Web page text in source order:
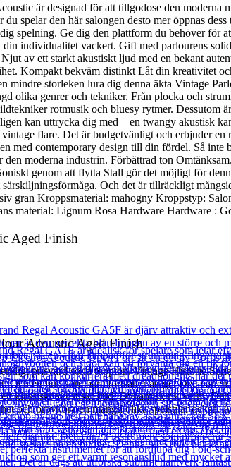
är designad för att tillgodose den
spelar den här salongen desto mer öppnas
spelning. Ge dig den plattform du behöver för
individualitet vackert. Gift med parlourens
av ett starkt akustiskt ljud med en bekant
Kompakt bekväm distinkt Låt din kreativitet
mindre storleken lura dig denna äkta Vintage
olika genrer och tekniker. Från plocka och
rotmusik och bluesy rytmer. Dessutom
kan uttrycka dig med – en twangy akustisk
flare. Det är budgetvänligt och erbjuder
med contemporary design till din fördel. Så inte
moderna industrin. Förbättrad ton
genom att flytta Stall gör det möjligt för
Och det är tillräckligt
gran Kroppsmaterial: mahogny Kroppstyp:
material: Lignum Rosa Hardware Hardware :
Aged Finish
Acoustic Aged Finish
prisvärd solid toppton. Vintage Historic
ett ljud som bara fortsätter att ge. Detta är
klassiskt akustiskt ljud. Dynamisk rik varm.
och provköra en mängd olika spelstilar